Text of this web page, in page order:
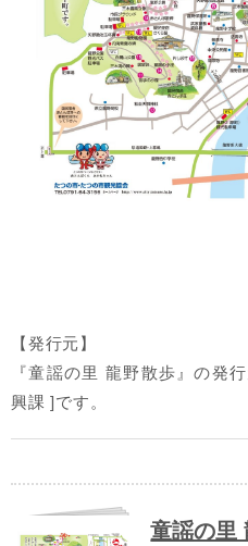
【発行元】
『童謡の里 龍野散歩』の発
興課 ]です。
童謡の里